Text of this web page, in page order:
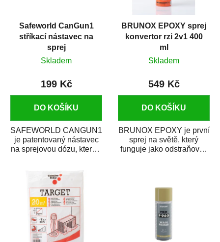
Safeworld CanGun1
stříkací nástavec na
sprej
Skladem
199 Kč
DO KOŠÍKU
SAFEWORLD CANGUN1
je patentovaný nástavec
na sprejovou dózu, který ji
BRUNOX EPOXY sprej
konvertor rzi 2v1 400
ml
Skladem
549 Kč
DO KOŠÍKU
BRUNOX EPOXY je první
sprej na světě, který
funguje jako odstraňovač